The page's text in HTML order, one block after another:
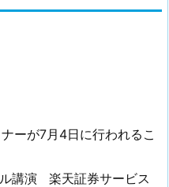
ーが7月4日に行われるこ
講演 楽天証券サービス